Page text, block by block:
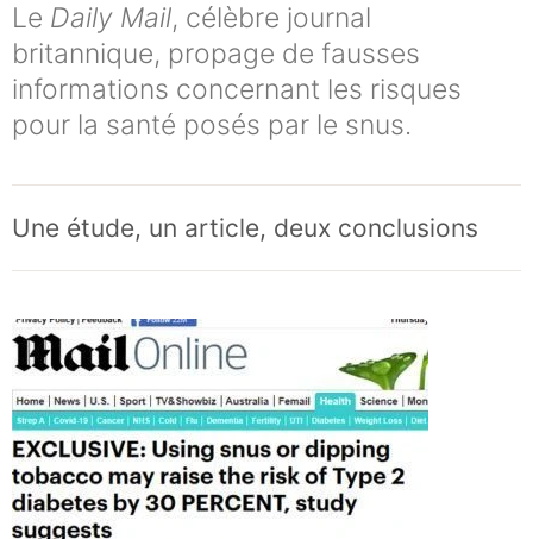
Le Daily Mail, célèbre journal
britannique, propage de fausses
informations concernant les risques
pour la santé posés par le snus.
Une étude, un article, deux conclusions